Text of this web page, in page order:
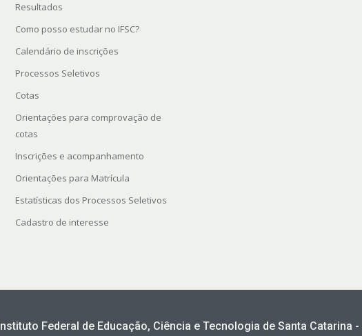
Resultados
Como posso estudar no IFSC?
Calendário de inscrições
Processos Seletivos
Cotas
Orientações para comprovação de
cotas
Inscrições e acompanhamento
Orientações para Matrícula
Estatísticas dos Processos Seletivos
Cadastro de interesse
Instituto Federal de Educação, Ciência e Tecnologia de Santa Catarina -